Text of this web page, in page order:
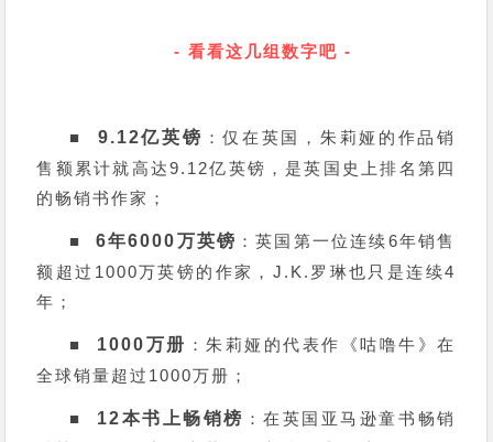
- 看看这几组数字吧 -
■ 9.12亿英镑 ：仅在英国，朱莉娅的作品销
售额累计就高达9.12亿英镑，是英国史上排名第四
的畅销书作家；
■ 6年6000万英镑 ：英国第一位连续6年销售
额超过1000万英镑的作家，J.K.罗琳也只是连续4
年；
■ 1000万册 ：朱莉娅的代表作《咕噜牛》在
全球销量超过1000万册；
■ 12本书上畅销榜 ：在英国亚马逊童书畅销